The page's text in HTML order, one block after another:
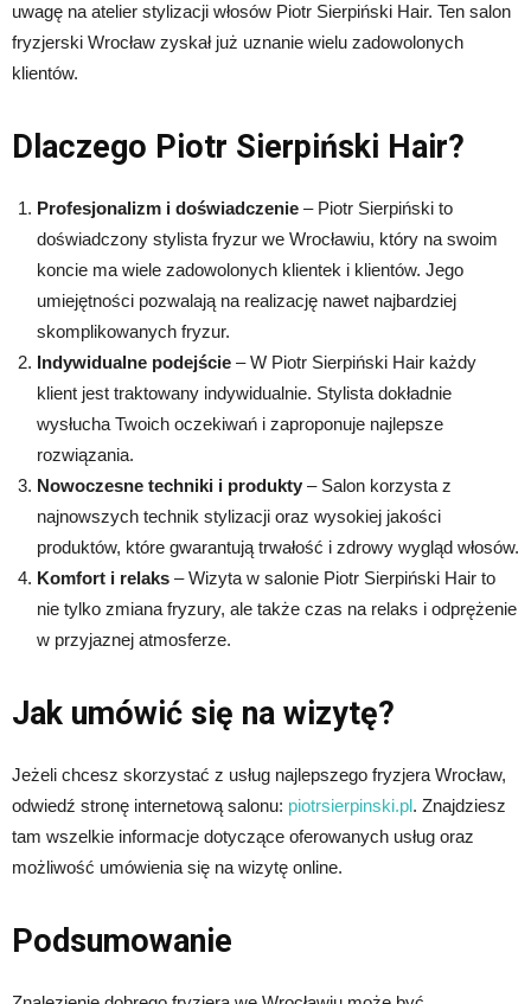
uwagę na atelier stylizacji włosów Piotr Sierpiński Hair. Ten salon
fryzjerski Wrocław zyskał już uznanie wielu zadowolonych
klientów.
Dlaczego Piotr Sierpiński Hair?
Profesjonalizm i doświadczenie – Piotr Sierpiński to
doświadczony stylista fryzur we Wrocławiu, który na swoim
koncie ma wiele zadowolonych klientek i klientów. Jego
umiejętności pozwalają na realizację nawet najbardziej
skomplikowanych fryzur.
Indywidualne podejście – W Piotr Sierpiński Hair każdy
klient jest traktowany indywidualnie. Stylista dokładnie
wysłucha Twoich oczekiwań i zaproponuje najlepsze
rozwiązania.
Nowoczesne techniki i produkty – Salon korzysta z
najnowszych technik stylizacji oraz wysokiej jakości
produktów, które gwarantują trwałość i zdrowy wygląd włosów.
Komfort i relaks – Wizyta w salonie Piotr Sierpiński Hair to
nie tylko zmiana fryzury, ale także czas na relaks i odprężenie
w przyjaznej atmosferze.
Jak umówić się na wizytę?
Jeżeli chcesz skorzystać z usług najlepszego fryzjera Wrocław,
odwiedź stronę internetową salonu: piotrsierpinski.pl. Znajdziesz
tam wszelkie informacje dotyczące oferowanych usług oraz
możliwość umówienia się na wizytę online.
Podsumowanie